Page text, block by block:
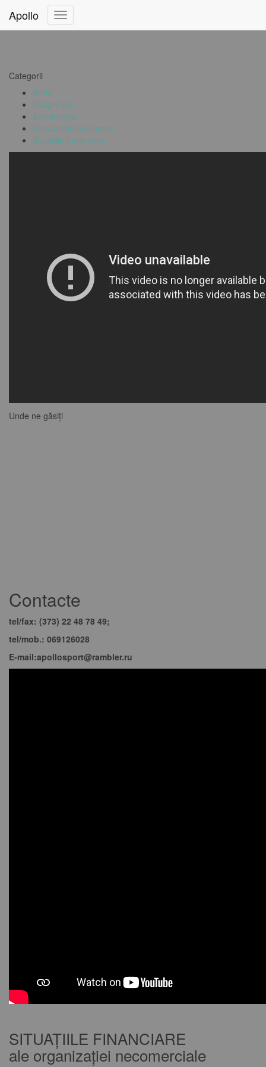
Apollo
Comută
Categorii
Arhiv
Despre noi
Evenimente
Scrisorii de mulțumire
Situațiile Financiare
Unde ne găsiți
Contacte
tel/fax: (373) 22 48 78 49;
tel/mob.: 069126028
E-mail:apollosport@rambler.ru
SITUAȚIILE FINANCIARE
ale organizației necomerciale